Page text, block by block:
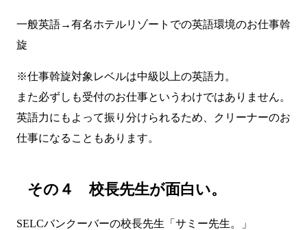
一般英語→有名ホテルリゾートでの英語環境のお仕事斡
旋
※仕事斡旋対象レベルは中級以上の英語力。
また必ずしも受付のお仕事というわけではありません。
英語力にもよって振り分けられるため、クリーナーのお
仕事になることもあります。
その４ 校長先生が面白い。
SELCバンクーバーの校長先生「サミー先生。」